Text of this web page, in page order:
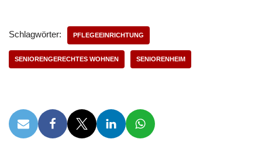
Schlagwörter: PFLEGEEINRICHTUNG
SENIORENGERECHTES WOHNEN SENIORENHEIM